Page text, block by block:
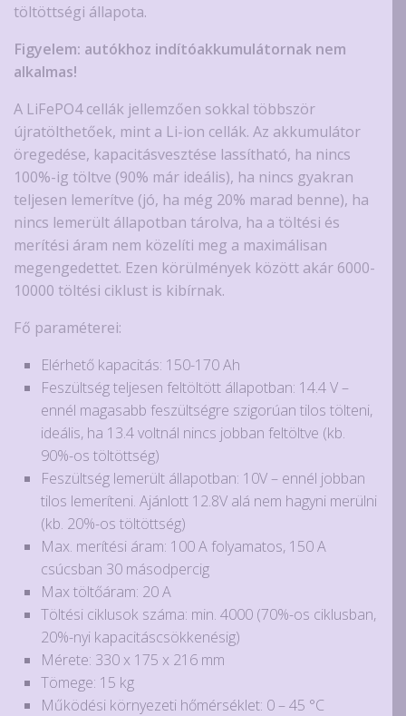
töltöttségi állapota.
Figyelem: autókhoz indítóakkumulátornak nem
alkalmas!
A LiFePO4 cellák jellemzően sokkal többször
újratölthetőek, mint a Li-ion cellák. Az akkumulátor
öregedése, kapacitásvesztése lassítható, ha nincs
100%-ig töltve (90% már ideális), ha nincs gyakran
teljesen lemerítve (jó, ha még 20% marad benne), ha
nincs lemerült állapotban tárolva, ha a töltési és
merítési áram nem közelíti meg a maximálisan
megengedettet. Ezen körülmények között akár 6000-
10000 töltési ciklust is kibírnak.
Fő paraméterei:
Elérhető kapacitás: 150-170 Ah
Feszültség teljesen feltöltött állapotban: 14.4 V –
ennél magasabb feszültségre szigorúan tilos tölteni,
ideális, ha 13.4 voltnál nincs jobban feltöltve (kb.
90%-os töltöttség)
Feszültség lemerült állapotban: 10V – ennél jobban
tilos lemeríteni. Ajánlott 12.8V alá nem hagyni merülni
(kb. 20%-os töltöttség)
Max. merítési áram: 100 A folyamatos, 150 A
csúcsban 30 másodpercig
Max töltőáram: 20 A
Töltési ciklusok száma: min. 4000 (70%-os ciklusban,
20%-nyi kapacitáscsökkenésig)
Mérete: 330 x 175 x 216 mm
Tömege: 15 kg
Működési környezeti hőmérséklet: 0 – 45 °C